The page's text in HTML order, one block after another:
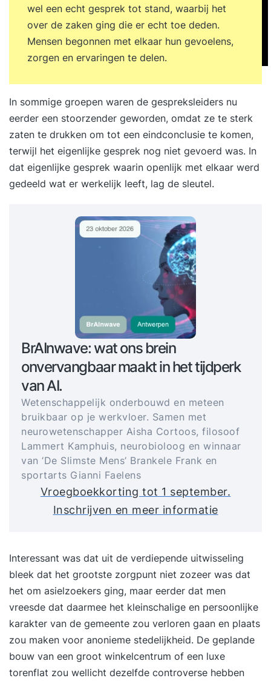
wel een echt gesprek tot stand, waarbij het
over de zaken ging die er echt toe deden.
Mensen begonnen met elkaar hun gevoelens,
zorgen en ervaringen te delen.
In sommige groepen waren de gespreksleiders nu
eerder een stoorzender geworden, omdat ze te sterk
zaten te drukken om tot een eindconclusie te komen,
terwijl het eigenlijke gesprek nog niet gevoerd was. In
dat eigenlijke gesprek waarin openlijk met elkaar werd
gedeeld wat er werkelijk leeft, lag de sleutel.
BrAInwave: wat ons brein
onvervangbaar maakt in het tijdperk
van AI.
Wetenschappelijk onderbouwd en meteen
bruikbaar op je werkvloer. Samen met
neurowetenschapper Aisha Cortoos, filosoof
Lammert Kamphuis, neurobioloog en winnaar
van ‘De Slimste Mens’ Brankele Frank en
sportarts Gianni Faelens
Vroegboekkorting tot 1 september.
Inschrijven en meer informatie
Interessant was dat uit de verdiepende uitwisseling
bleek dat het grootste zorgpunt niet zozeer was dat
het om asielzoekers ging, maar eerder dat men
vreesde dat daarmee het kleinschalige en persoonlijke
karakter van de gemeente zou verloren gaan en plaats
zou maken voor anonieme stedelijkheid. De geplande
bouw van een groot winkelcentrum of een luxe
torenflat zou wellicht dezelfde controverse hebben